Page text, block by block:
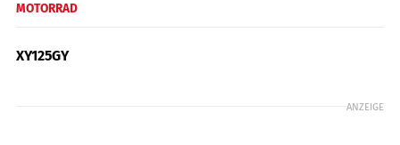
MOTORRAD
XY125GY
ANZEIGE